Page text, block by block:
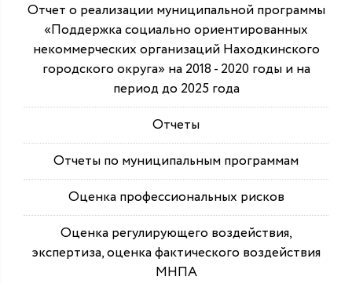
Отчет о реализации муниципальной программы
«Поддержка социально ориентированных
некоммерческих организаций Находкинского
городского округа» на 2018 - 2020 годы и на
период до 2025 года
Отчеты
Отчеты по муниципальным программам
Оценка профессиональных рисков
Оценка регулирующего воздействия,
экспертиза, оценка фактического воздействия
МНПА